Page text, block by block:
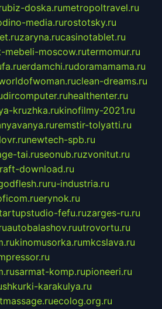
biz-doska.rumetropoltravel.ru
media.rurostotsky.ru
zaryna.rucasinotablet.ru
mebeli-moscow.rutermomur.ru
erdamchi.rudoramamama.ru
clean-dreams.ru
dircomputer.ruhealthenter.ru
kruzhka.rukinofilmy-2021.ru
remstir-tolyatti.ru
newtech-spb.ru
tai.ruseonub.ruzvonitut.ru
download.ru
ru-industria.ru
erynok.ru
fefu.ruzarges-ru.ru
autobalashov.ruutrovortu.ru
kinomusorka.rumkcslava.ru
sarmat-komp.rupioneeri.ru
shkurki-karakulya.ru
ecolog.org.ru